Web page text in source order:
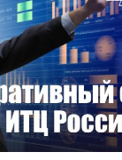
Смотреть проект